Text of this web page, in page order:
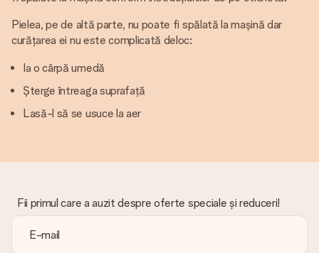
Pielea, pe de altă parte, nu poate fi spălată la mașină dar
curățarea ei nu este complicată deloc:
Ia o cârpă umedă
Șterge întreaga suprafață
Lasă-l să se usuce la aer
Fii primul care a auzit despre oferte speciale și reduceri!